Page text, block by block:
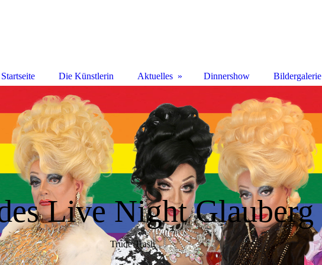
Live Night Glauberg
Trude Trash
Startseite Die Künstlerin Aktuelles Dinnershow Bildergalerie